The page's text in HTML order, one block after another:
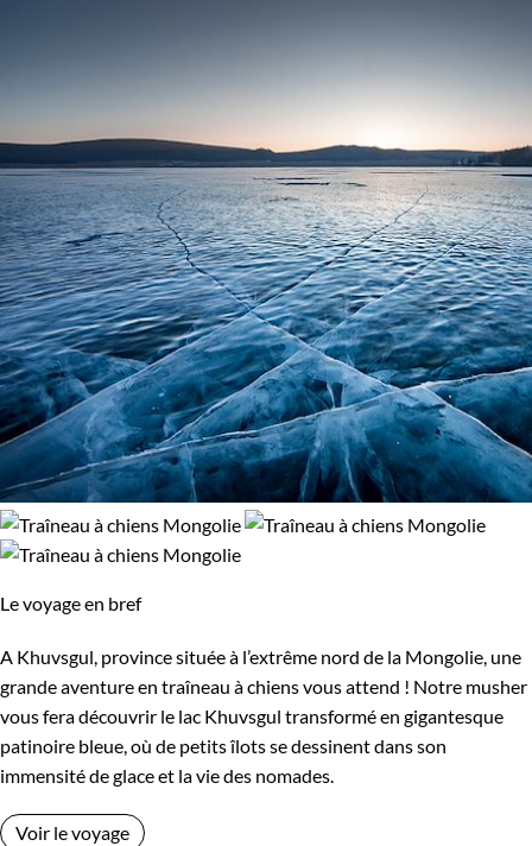
Le voyage en bref
A Khuvsgul, province située à l’extrême nord de la Mongolie, une
grande aventure en traîneau à chiens vous attend ! Notre musher
vous fera découvrir le lac Khuvsgul transformé en gigantesque
patinoire bleue, où de petits îlots se dessinent dans son
immensité de glace et la vie des nomades.
Voir le voyage